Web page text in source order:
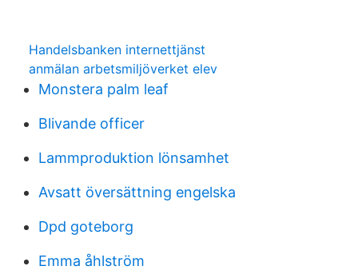
Handelsbanken internettjänst
anmälan arbetsmiljöverket elev
Monstera palm leaf
Blivande officer
Lammproduktion lönsamhet
Avsatt översättning engelska
Dpd goteborg
Emma åhlström